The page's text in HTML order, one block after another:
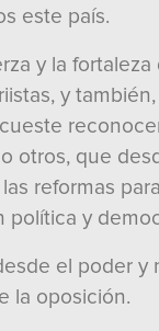
este país.
y la fortaleza
y
otros, que
reformas
política y
el poder y
la oposición.